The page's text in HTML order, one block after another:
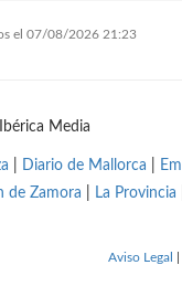
el 07/08/2026 21:23
Media
Diario de Mallorca
de Zamora La Provincia
Aviso Legal